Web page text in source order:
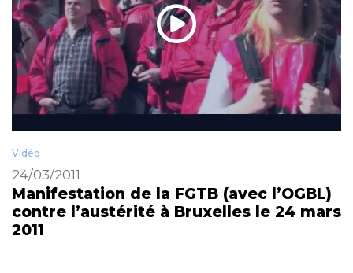
Vidéo
24/03/2011
Manifestation de la FGTB (avec l’OGBL)
contre l’austérité à Bruxelles le 24 mars
2011